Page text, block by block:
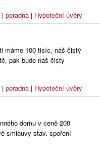
| poradna| Hypoteční úvěry
máme 100 tisíc, náš čistý
pak bude náš čistý
| poradna| Hypoteční úvěry
domu v ceně 200
smlouvy stav. spoření